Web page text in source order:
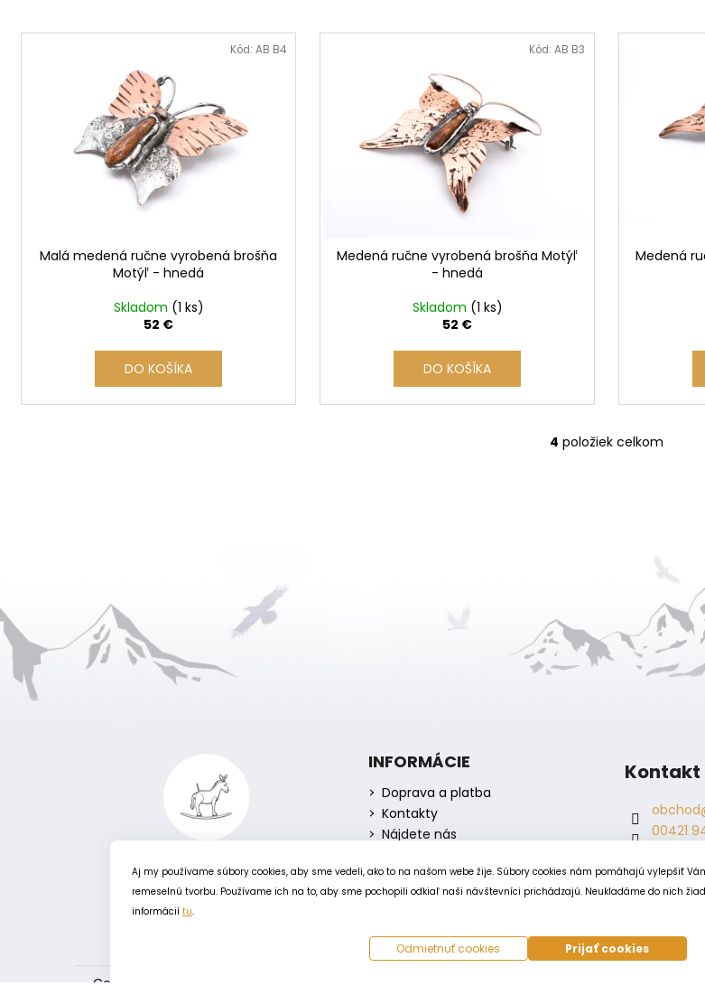
Aj my používame súbory cookies, aby sme vedeli, ako to na našom webe žije. Súbory cookies nám pomáhajú vylepšiť
remeselnú tvorbu. Používame ich na to, aby sme pochopili odkiaľ naši návštevníci prichádzajú. Neukladáme do nich
informácií tu.
Odmietnuť cookies Prijať cookies
V
Malá medená ručne vyrobená brošňa
Motýľ - hnedá
Skladom (1 ks)
52 €
DO KOŠÍKA
Kód: AB B4
Medená ručne vyrobená brošňa Motýľ
- hnedá
Skladom (1 ks)
52 €
DO KOŠÍKA
Kód: AB B3
Medená
O
p
r
4 položiek celkom
INFORMÁCIE
Doprava a platba
Kontakty
Nájdete nás
Kontakt
obchod
00421